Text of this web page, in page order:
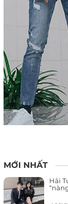
MỚI NHẤT
Hải